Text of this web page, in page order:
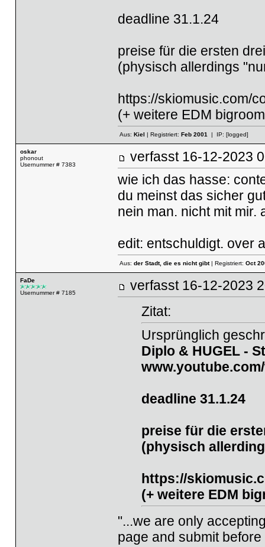
deadline 31.1.24
preise für die ersten
(physisch allerdings
https://skiomusic.com/
(+ weitere EDM
Aus: Kiel | Registriert: Feb 2001| IP: [logged]
oskar
phonout
Usernummer # 7383
verfasst 16-12-
wie ich das hasse:
du meinst das sicher
nein man. nicht mit
edit: entschuldigt. over
Aus: der Stadt, die es nicht gibt| Registriert: Oct
FaDe
Usernummer # 7185
verfasst 16-12-
Zitat:
Ursprünglich
Diplo & HUGEL -
deadline 31.1.24
preise für die
(physisch
https://
(+ weitere EDM
"...we are only
page and submit